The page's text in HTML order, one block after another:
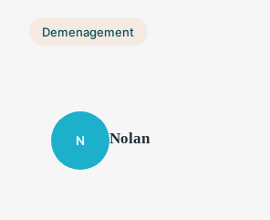
Demenagement
N Nolan